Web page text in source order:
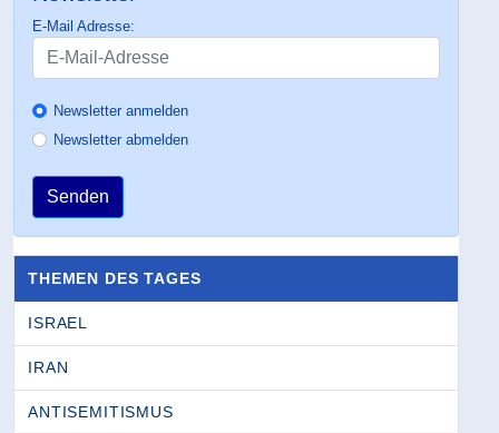
E-Mail Adresse:
Newsletter anmelden
Newsletter abmelden
Senden
THEMEN DES TAGES
ISRAEL
IRAN
ANTISEMITISMUS